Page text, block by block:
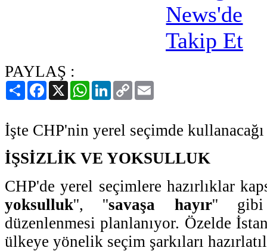
PAYLAŞ :
PaylaşFacebook
X WhatsAppLinkedIn
Copy
Link
İşte CHP'nin yerel seçimde
İŞSİZLİK VE YOKSULLUK
CHP'de yerel seçimlere hazırlıklar
yoksulluk'', ''savaşa hayır'' gibi
düzenlenmesi planlanıyor. Özelde
ülkeye yönelik seçim şarkıları